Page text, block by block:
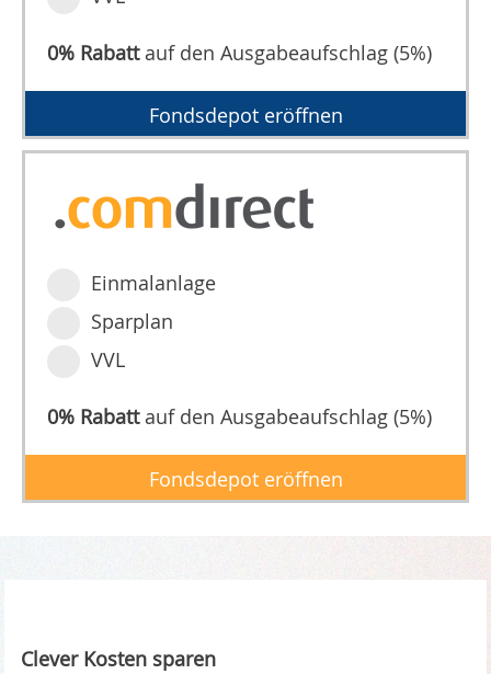
0% Rabattauf den Ausgabeaufschlag (5%)
Fondsdepot eröffnen
Einmalanlage
Sparplan
VVL
0% Rabattauf den Ausgabeaufschlag (5%)
Fondsdepot eröffnen
Clever Kosten sparen